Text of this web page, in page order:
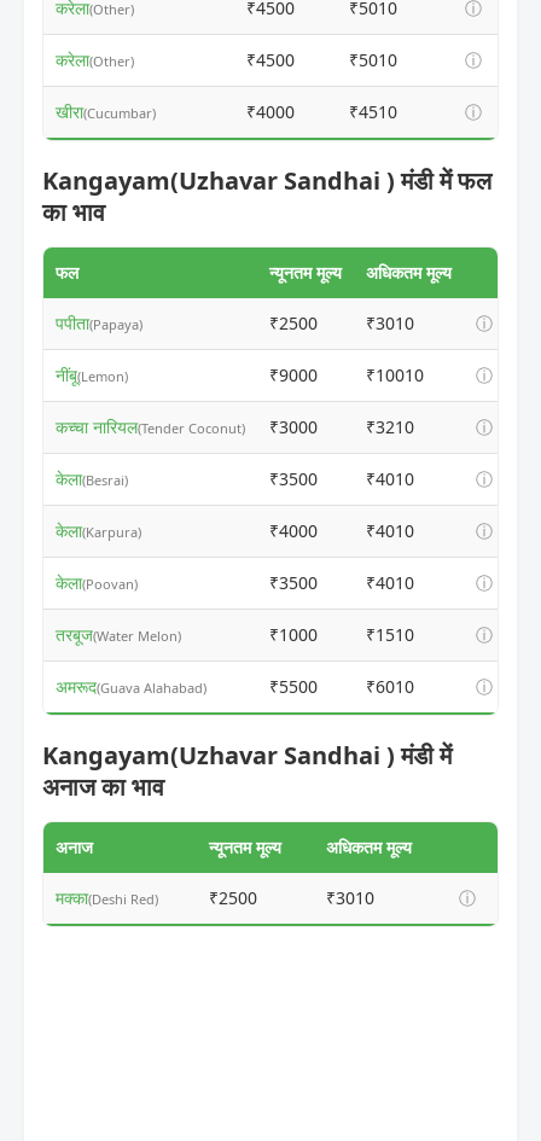
करेला(Other) ₹4500 ₹5010 ⓘ
करेला(Other) ₹4500 ₹5010 ⓘ
खीरा(Cucumbar) ₹4000 ₹4510 ⓘ
Kangayam(Uzhavar Sandhai ) मंडी में फल
का भाव
फल न्यूनतम मूल्य अधिकतम मूल्य
पपीता(Papaya) ₹2500 ₹3010 ⓘ
नींबू(Lemon) ₹9000 ₹10010 ⓘ
कच्चा नारियल(Tender Coconut) ₹3000 ₹3210 ⓘ
केला(Besrai) ₹3500 ₹4010 ⓘ
केला(Karpura) ₹4000 ₹4010 ⓘ
केला(Poovan) ₹3500 ₹4010 ⓘ
तरबूज(Water Melon) ₹1000 ₹1510 ⓘ
अमरूद(Guava Alahabad) ₹5500 ₹6010 ⓘ
Kangayam(Uzhavar Sandhai ) मंडी में
अनाज का भाव
अनाज न्यूनतम मूल्य अधिकतम मूल्य
मक्का(Deshi Red) ₹2500 ₹3010 ⓘ